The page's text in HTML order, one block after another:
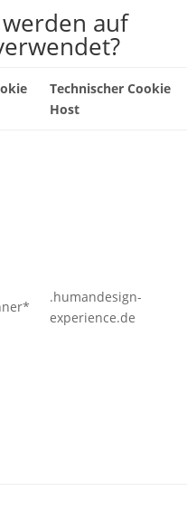
auf
Technischer Cookie
Host
.humandesign-
experience.de